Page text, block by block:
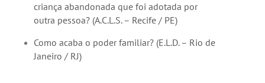
criança abandonada que foi adotada por
outra pessoa? (A.C.L.S. – Recife / PE)
Como acaba o poder familiar? (E.L.D. – Rio de
Janeiro / RJ)